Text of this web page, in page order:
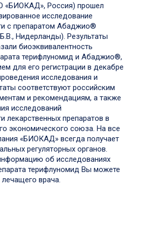
«БИОКАД», Россия) прошел
исследование
с препаратом Абаджио®
Нидерланды). Результаты
биоэквивалентность
терифлуномид и Абаджио®,
для его регистрации в декабре
исследования и
соответствуют российским
и рекомендациям, а также
исследований
лекарственных препаратов в
экономического союза. На все
«БИОКАД» всегда получает
регуляторных органов.
об исследованиях
терифлуномид Вы можете
лечащего врача.